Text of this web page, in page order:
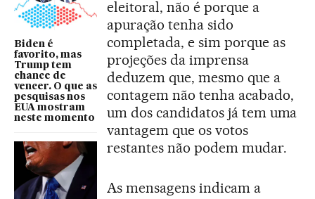
Biden é
favorito, mas
Trump tem
chance de
vencer. O que as
pesquisas nos
EUA mostram
neste momento
eleitoral, não é porque a
apuração tenha sido
completada, e sim porque as
projeções da imprensa
deduzem que, mesmo que a
contagem não tenha acabado,
um dos candidatos já tem uma
vantagem que os votos
restantes não podem mudar.
As mensagens indicam a